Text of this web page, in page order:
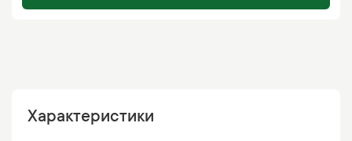
Характеристики